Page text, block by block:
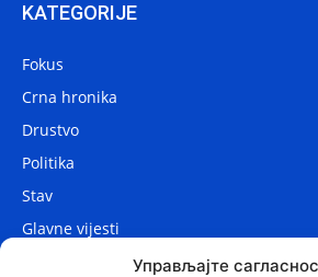
Управљајте
KATEGORIJE
Fokus
Crna hronika
Drustvo
Politika
Stav
Glavne vijesti